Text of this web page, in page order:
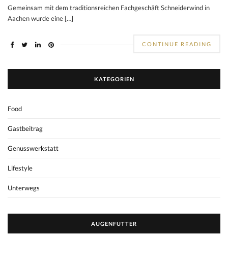
Gemeinsam mit dem traditionsreichen Fachgeschäft Schneiderwind in
Aachen wurde eine […]
CONTINUE READING
KATEGORIEN
Food
Gastbeitrag
Genusswerkstatt
Lifestyle
Unterwegs
AUGENFUTTER